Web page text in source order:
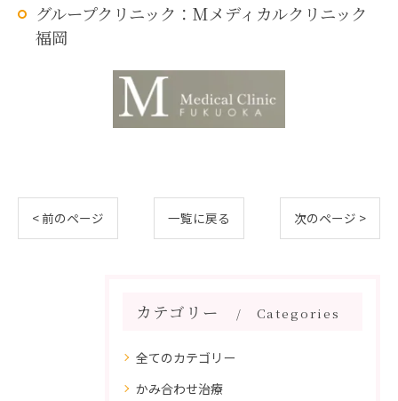
グループクリニック：Mメディカルクリニック
福岡
< 前のページ 一覧に戻る 次のページ >
カテゴリー Categories
全てのカテゴリー
かみ合わせ治療